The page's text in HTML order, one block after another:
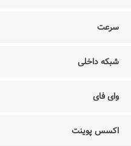
سرعت
شبکه داخلی
وای فای
اکسس پوینت